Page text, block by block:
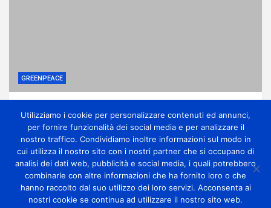
GREENPEACE
riforme sui pesticidi
1 giorno ago miometeo
Copyright Miometeo © All rights reserved | Theme by
Utilizziamo i cookie per personalizzare contenuti ed annunci,
per fornire funzionalità dei social media e per analizzare il
nostro traffico. Condividiamo inoltre informazioni sul modo in
cui utilizza il nostro sito con i nostri partner che si occupano di
analisi dei dati web, pubblicità e social media, i quali potrebbero
combinarle con altre informazioni che ha fornito loro o che
hanno raccolto dal suo utilizzo dei loro servizi. Acconsenta ai
nostri cookie se continua ad utilizzare il nostro sito web.